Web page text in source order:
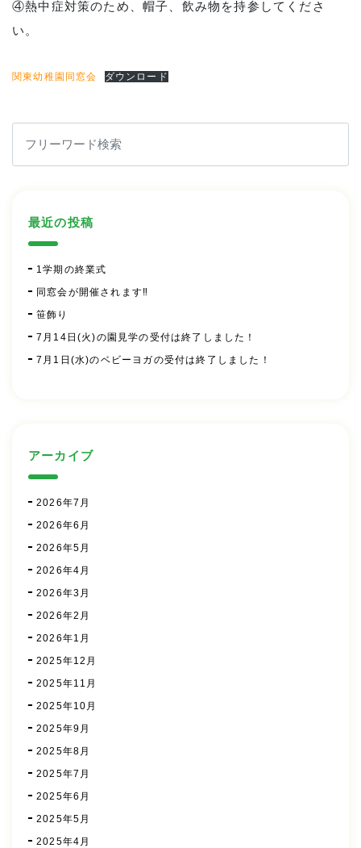
④熱中症対策のため、帽子、飲み物を持参してくださ
い。
関東幼稚園同窓会 ダウンロード
最近の投稿
1学期の終業式
同窓会が開催されます‼
笹飾り
7月14日(火)の園見学の受付は終了しました！
7月1日(水)のベビーヨガの受付は終了しました！
アーカイブ
2026年7月
2026年6月
2026年5月
2026年4月
2026年3月
2026年2月
2026年1月
2025年12月
2025年11月
2025年10月
2025年9月
2025年8月
2025年7月
2025年6月
2025年5月
2025年4月